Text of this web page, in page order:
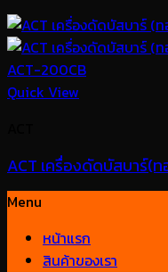
Quick View
ACT เครื่องดัดบัสบาร์(
Menu
หน้าแรก
สินค้าของเรา